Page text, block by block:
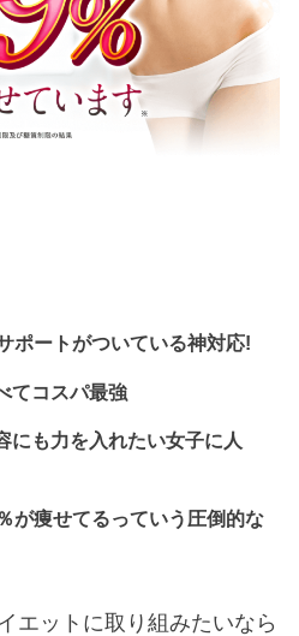
ポートがついている神対応!
てコスパ最強
にも力を入れたい女子に人
が痩せてるっていう圧倒的な
エットに取り組みたいなら